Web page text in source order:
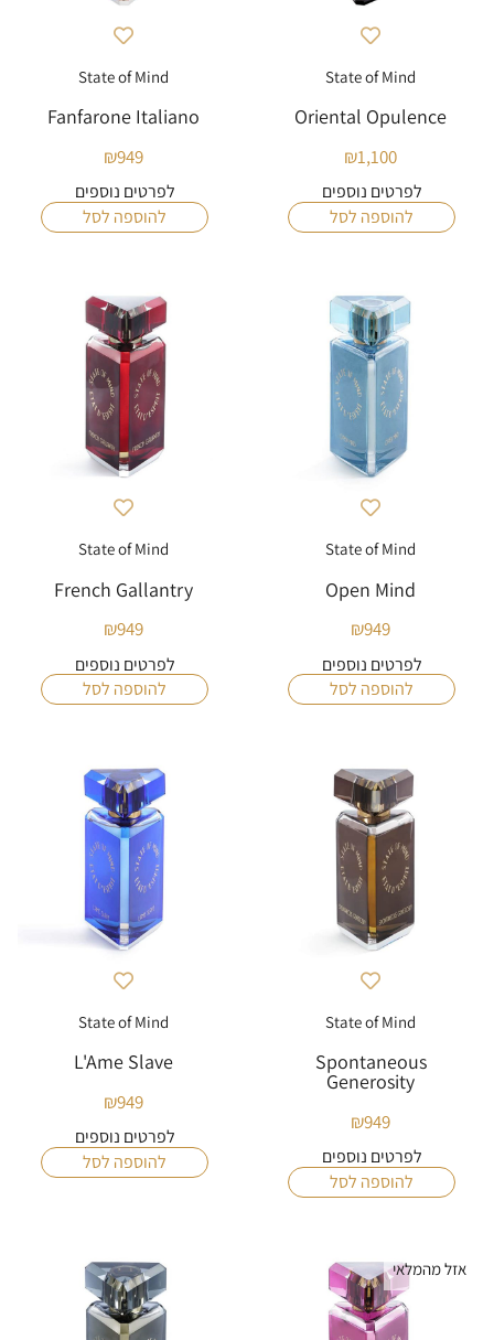
State of Mind
Oriental Opulence
₪1,100
לפרטים נוספים
להוספה לסל
State of Mind
Fanfarone Italiano
₪949
לפרטים נוספים
להוספה לסל
State of Mind
Open Mind
₪949
לפרטים נוספים
להוספה לסל
State of Mind
French Gallantry
₪949
לפרטים נוספים
להוספה לסל
State of Mind
Spontaneous
Generosity
₪949
לפרטים נוספים
להוספה לסל
State of Mind
L'Ame Slave
₪949
לפרטים נוספים
להוספה לסל
אזל מהמלאי